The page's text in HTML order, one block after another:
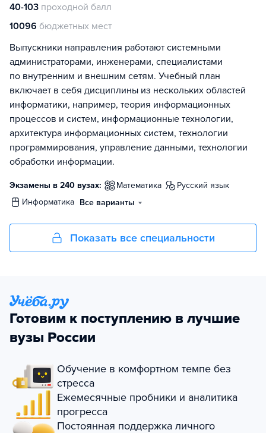
40-103 проходной балл
10096 бюджетных мест
Выпускники направления работают системными
администраторами, инженерами, специалистами
по внутренним и внешним сетям. Учебный план
включает в себя дисциплины из нескольких областей
информатики, например, теория информационных
процессов и систем, информационные технологии,
архитектура информационных систем, технологии
программирования, управление данными, технологии
обработки информации.
Экзамены в 240 вузах: математика
русский язык
информатика Все варианты
Показать все специальности
Готовим к поступлению в лучшие
вузы России
Обучение в комфортном темпе без
стресса
Ежемесячные пробники и аналитика
прогресса
Постоянная поддержка личного